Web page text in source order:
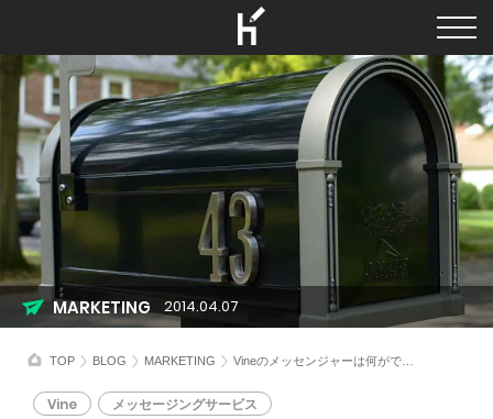
TOP BLOG MARKETING Vineのメッセンジャーは何ができるの？ Vine、LINE、Facebook、Instagramのメッセンジャーでできること
Vine メッセージングサービス
MARKETING 2014.04.07